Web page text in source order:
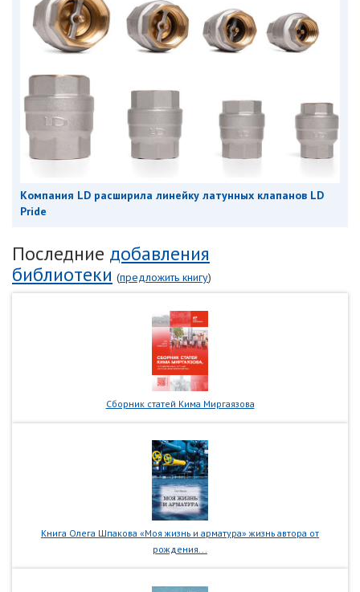
Компания LD расширила линейку латунных клапанов LD
Pride
Последние добавления
библиотеки (предложить книгу)
Сборник статей Кима Миргаязова
Книга Олега Шпакова «Моя жизнь и арматура» жизнь автора от
рождения...